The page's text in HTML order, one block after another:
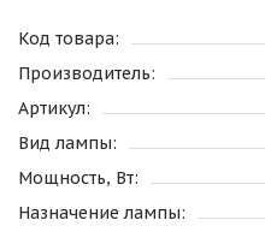
Код товара:
Производитель:
Артикул:
Вид лампы:
Мощность, Вт:
Назначение лампы: